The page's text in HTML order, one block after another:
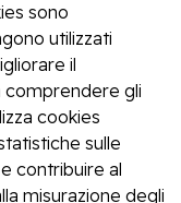
sono
utilizzati
il
comprendere gli
cookies
sulle
contribuire al
misurazione degli